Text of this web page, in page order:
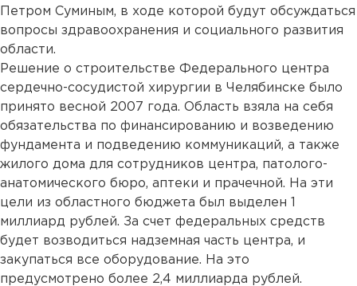
Петром Суминым, в ходе которой будут обсуждаться
вопросы здравоохранения и социального развития
области.
Решение о строительстве Федерального центра
сердечно-сосудистой хирургии в Челябинске было
принято весной 2007 года. Область взяла на себя
обязательства по финансированию и возведению
фундамента и подведению коммуникаций, а также
жилого дома для сотрудников центра, патолого-
анатомического бюро, аптеки и прачечной. На эти
цели из областного бюджета был выделен 1
миллиард рублей. За счет федеральных средств
будет возводиться надземная часть центра, и
закупаться все оборудование. На это
предусмотрено более 2,4 миллиарда рублей.